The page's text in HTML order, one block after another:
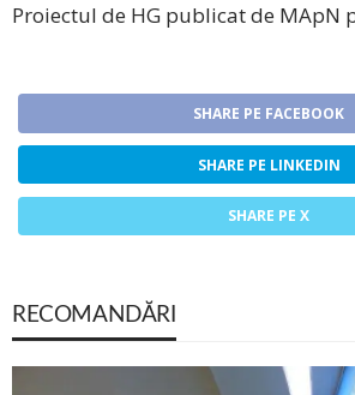
Proiectul de HG publicat de MApN
SHARE PE FACEBOOK
SHARE PE LINKEDIN
SHARE PE X
RECOMANDĂRI